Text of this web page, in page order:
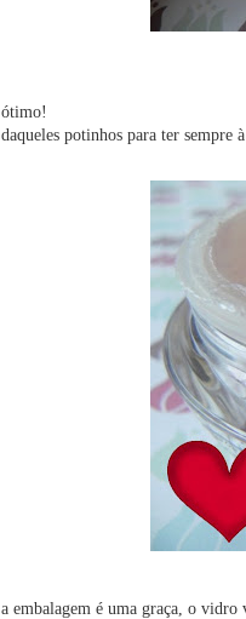
ótimo!
daqueles potinhos para ter sempre
a embalagem é uma graça, o vidro